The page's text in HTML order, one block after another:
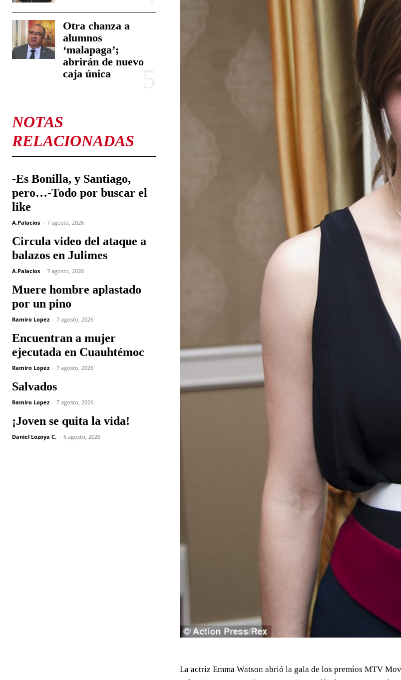
Otra chanza a
alumnos
‘malapaga’;
abrirán de nuevo
caja única
NOTAS
RELACIONADAS
-Es Bonilla, y Santiago,
pero…-Todo por buscar el
like
A.Palacios - 7 agosto, 2026
Circula video del ataque a
balazos en Julimes
A.Palacios - 7 agosto, 2026
Muere hombre aplastado
por un pino
Ramiro Lopez - 7 agosto, 2026
Encuentran a mujer
ejecutada en Cuauhtémoc
Ramiro Lopez - 7 agosto, 2026
Salvados
Ramiro Lopez - 7 agosto, 2026
¡Joven se quita la vida!
Daniel Lozoya C. - 6 agosto, 2026
La actriz Emma Watson abrió la gala de los premios MTV